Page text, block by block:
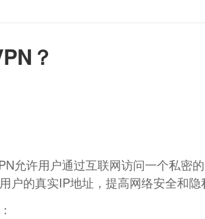
？
允许用户通过互联网访问一个私密
户的真实IP地址，提高网络安全和隐